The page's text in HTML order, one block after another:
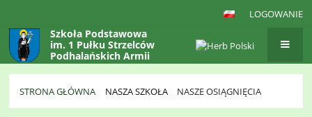
LOGOWANIE
Szkoła Podstawowa
im. 1 Pułku Strzelców
Podhalańskich Armii
Krajowej
w Gaboniu
STRONA GŁÓWNA NASZA SZKOŁA NASZE OSIĄGNIĘCIA